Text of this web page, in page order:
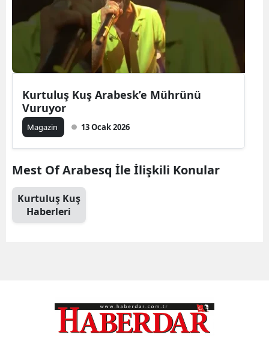
Kurtuluş Kuş Arabesk’e Mührünü
Vuruyor
Magazin 13 Ocak 2026
Mest Of Arabesq İle İlişkili Konular
Kurtuluş Kuş
Haberleri